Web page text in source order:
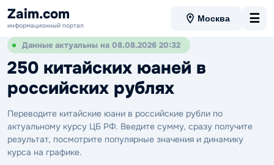
Zaim.com
информационный портал
Москва ☰
Данные актуальны на 08.08.2026 20:32
250 китайских юаней в
российских рублях
Переводите китайские юани в российские рубли по
актуальному курсу ЦБ РФ. Введите сумму, сразу получите
результат, посмотрите популярные значения и динамику
курса на графике.